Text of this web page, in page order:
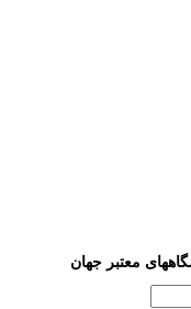
معتبر جهان